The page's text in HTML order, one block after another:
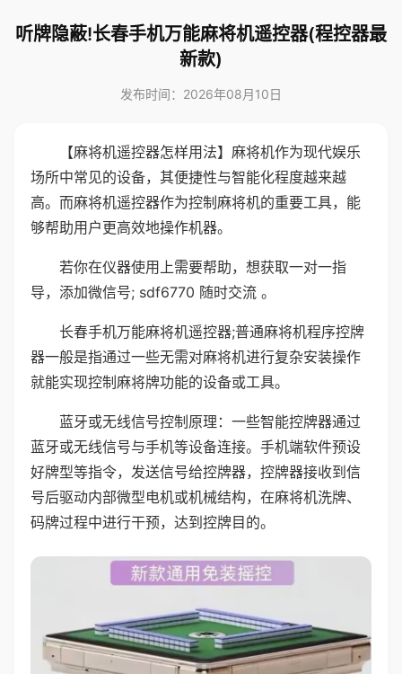
听牌隐蔽!长春手机万能麻将机遥控器(程控器最
新款)
发布时间：2026年08月10日
【麻将机遥控器怎样用法】麻将机作为现代娱乐
场所中常见的设备，其便捷性与智能化程度越来越
高。而麻将机遥控器作为控制麻将机的重要工具，能
够帮助用户更高效地操作机器。
若你在仪器使用上需要帮助，想获取一对一指
导，添加微信号; sdf6770 随时交流 。
长春手机万能麻将机遥控器;普通麻将机程序控牌
器一般是指通过一些无需对麻将机进行复杂安装操作
就能实现控制麻将牌功能的设备或工具。
蓝牙或无线信号控制原理：一些智能控牌器通过
蓝牙或无线信号与手机等设备连接。手机端软件预设
好牌型等指令，发送信号给控牌器，控牌器接收到信
号后驱动内部微型电机或机械结构，在麻将机洗牌、
码牌过程中进行干预，达到控牌目的。